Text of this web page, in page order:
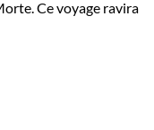
Ce voyage ravira